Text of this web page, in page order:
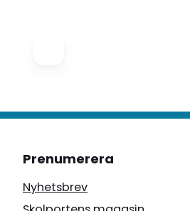
Prenumerera
Nyhetsbrev